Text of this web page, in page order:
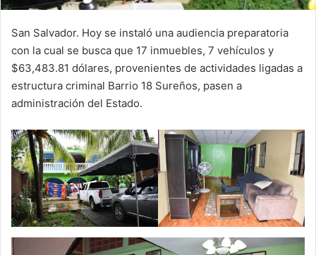
San Salvador. Hoy se instaló una audiencia preparatoria
con la cual se busca que 17 inmuebles, 7 vehículos y
$63,483.81 dólares, provenientes de actividades ligadas a
estructura criminal Barrio 18 Sureños, pasen a
administración del Estado.